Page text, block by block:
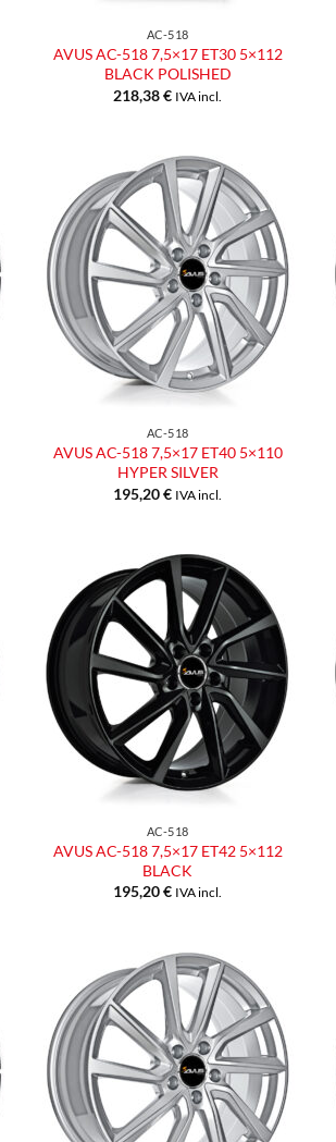
AC-518
AVUS AC-518 7,5×17 ET30 5×112
BLACK POLISHED
218,38€ IVA incl.
Aggiungi
alla lista
dei
desideri
AC-518
AVUS AC-518 7,5×17 ET40 5×110
HYPER SILVER
195,20€ IVA incl.
Aggiungi
alla lista
dei
desideri
AC-518
AVUS AC-518 7,5×17 ET42 5×112
BLACK
195,20€ IVA incl.
Aggiungi
alla lista
dei
desideri